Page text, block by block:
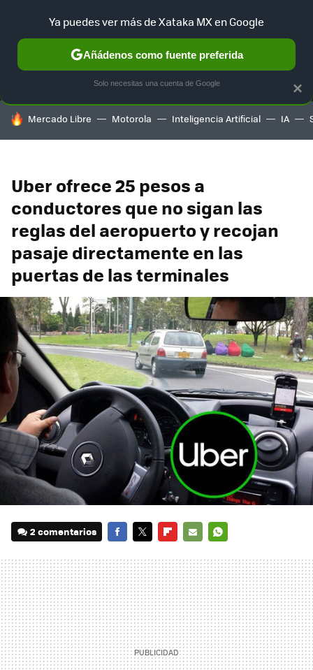
MENÚ NUEVO
GAMING HOME AUTO
HOY SE HABLA DE
Mercado Libre Motorola Inteligencia Artificial IA
Uber ofrece 25 pesos a
conductores que no sigan las
reglas del aeropuerto y recojan
pasaje directamente en las
puertas de las terminales
2 comentarios
MAIL
×
Ya puedes ver más de Xataka MX en Google
Añádenos como fuente preferida
Solo necesitas una cuenta de Google